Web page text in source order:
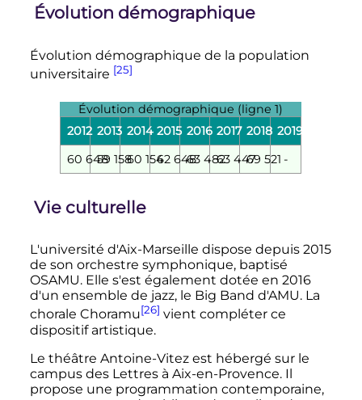
Évolution démographique
Évolution démographique de la population
universitaire [25]
Évolution démographique (ligne 1)
2012 2013 2014 2015 2016 2017 2018 2019
60 64859 15860 15462 64863 48263 44769 521 -
Vie culturelle
L'université d'Aix-Marseille dispose depuis 2015
de son orchestre symphonique, baptisé
OSAMU. Elle s'est également dotée en 2016
d'un ensemble de jazz, le Big Band d'AMU. La
chorale Choramu[26] vient compléter ce
dispositif artistique.
Le théâtre Antoine-Vitez est hébergé sur le
campus des Lettres à Aix-en-Provence. Il
propose une programmation contemporaine,